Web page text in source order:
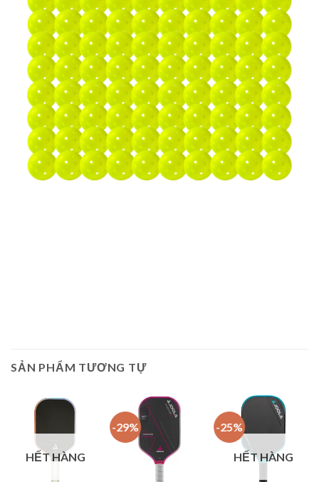
SẢN PHẨM TƯƠNG TỰ
HẾT HÀNG
-29% -25%
HẾT HÀNG